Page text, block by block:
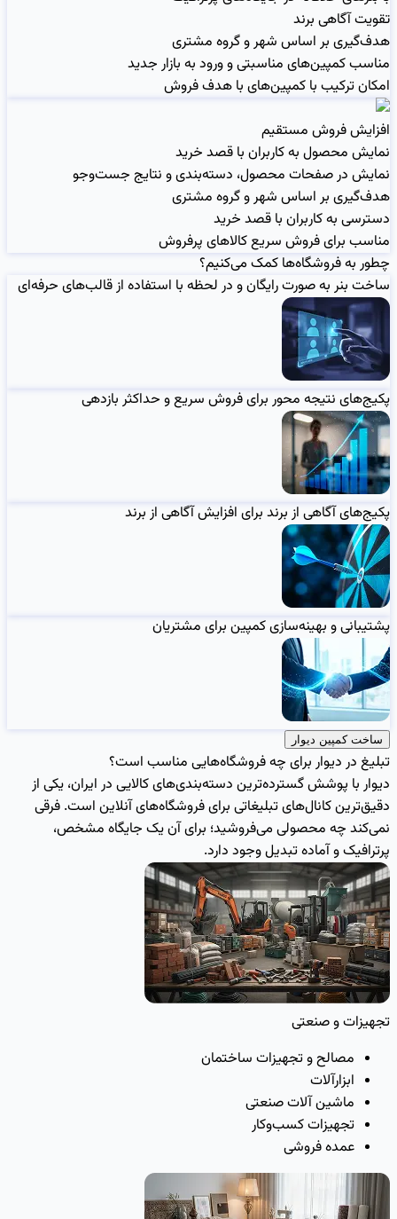
تقویت آگاهی برند
هدف‌گیری بر اساس شهر و گروه مشتری
مناسب کمپین‌های مناسبتی و ورود به بازار جدید
امکان ترکیب با کمپین‌های با هدف فروش
افزایش فروش مستقیم
نمایش محصول به کاربران با قصد خرید
نمایش در صفحات محصول، دسته‌بندی و نتایج جست‌وجو
هدف‌گیری بر اساس شهر و گروه مشتری
دسترسی به کاربران با قصد خرید
مناسب برای فروش سریع کالاهای پرفروش
چطور به فروشگاه‌ها کمک می‌کنیم؟
ساخت بنر به صورت رایگان و در لحظه با استفاده از قالب‌های حرفه‌ای
پکیج‌های نتیجه محور برای فروش سریع و حداکثر بازدهی
پکیج‌های آگاهی از برند برای افزایش آگاهی از برند
پشتیبانی و بهینه‌سازی کمپین برای مشتریان
ساخت کمپین دیوار
تبلیغ در دیوار برای چه فروشگاه‌هایی مناسب است؟
دیوار با پوشش گسترده‌ترین دسته‌بندی‌های کالایی در ایران، یکی از
دقیق‌ترین کانال‌های تبلیغاتی برای فروشگاه‌های آنلاین است. فرقی
نمی‌کند چه محصولی می‌فروشید؛ برای آن یک جایگاه مشخص،
پرترافیک و آماده تبدیل وجود دارد.
تجهیزات و صنعتی
مصالح و تجهیزات ساختمان
ابزارآلات
ماشین آلات صنعتی
تجهیزات کسب‌وکار
عمده فروشی